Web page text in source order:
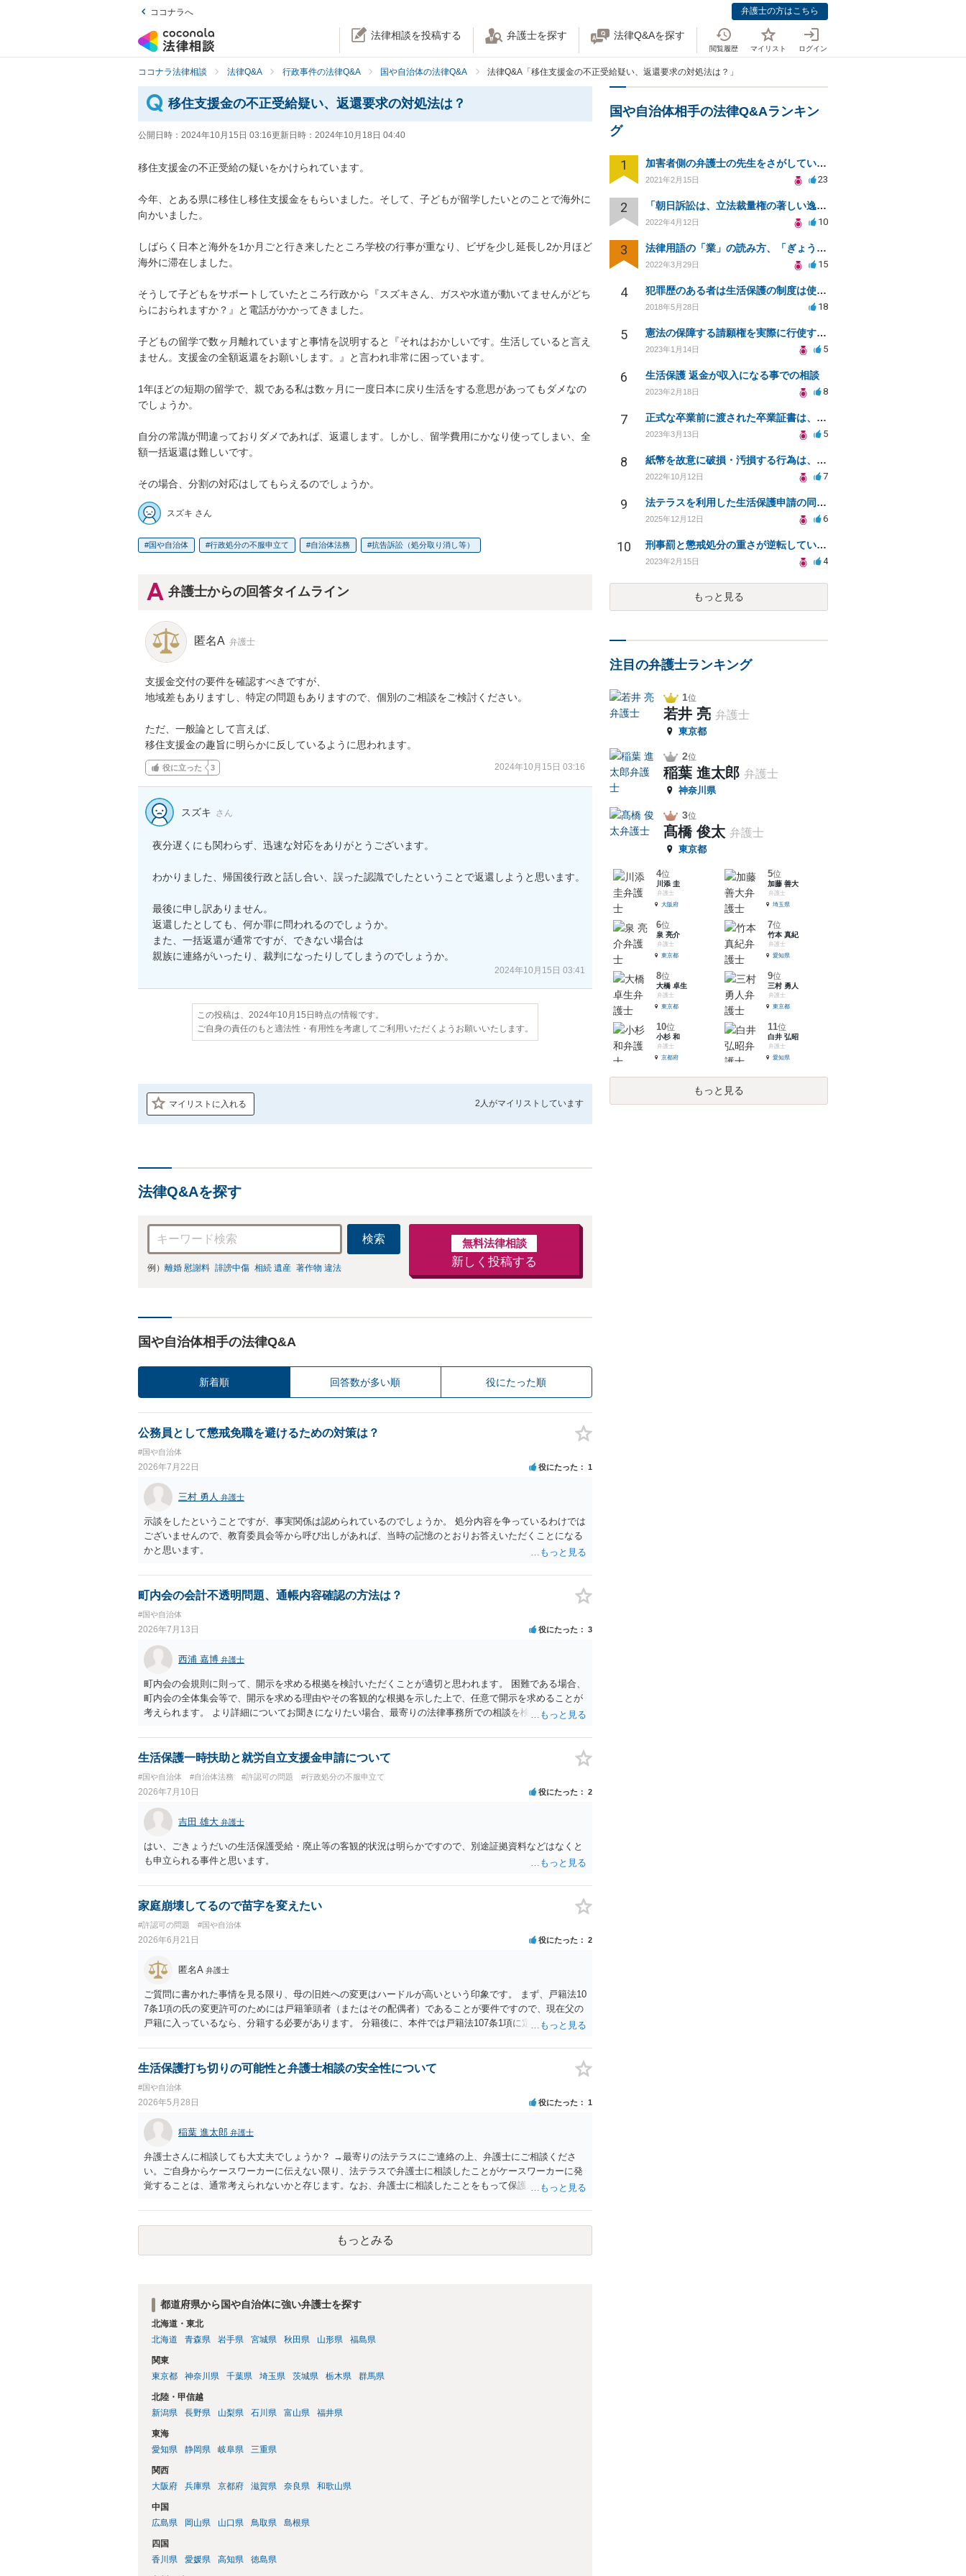
ココナラへ 弁護士の方はこちら
法律相談を投稿する 弁護士を探す 法律Q&Aを探す
閲覧履歴 マイリスト ログイン
ココナラ法律相談 法律Q&A 行政事件の法律Q&A 国や自治体の法律Q&A 法律Q&A「移住支援金の不正受給疑い、返還要求の対処法は？」
移住支援金の不正受給疑い、返還要求の対処法は？
公開日時： 2024年10月15日 03:16更新日時： 2024年10月18日 04:40
移住支援金の不正受給の疑いをかけられています。
今年、とある県に移住し移住支援金をもらいました。そして、子どもが留学したいとのことで海外に
向かいました。
しばらく日本と海外を1か月ごと行き来したところ学校の行事が重なり、ビザを少し延長し2か月ほど
海外に滞在しました。
そうして子どもをサポートしていたところ行政から『スズキさん、ガスや水道が動いてませんがどち
らにおられますか？』と電話がかかってきました。
子どもの留学で数ヶ月離れていますと事情を説明すると『それはおかしいです。生活していると言え
ません。支援金の全額返還をお願いします。』と言われ非常に困っています。
1年ほどの短期の留学で、親である私は数ヶ月に一度日本に戻り生活をする意思があってもダメなの
でしょうか。
自分の常識が間違っておりダメであれば、返還します。しかし、留学費用にかなり使ってしまい、全
額一括返還は難しいです。
その場合、分割の対応はしてもらえるのでしょうか。
スズキ さん
国や自治体 行政処分の不服申立て 自治体法務 抗告訴訟（処分取り消し等）
弁護士からの回答タイムライン
匿名A 弁護士
支援金交付の要件を確認すべきですが、
地域差もありますし、特定の問題もありますので、個別のご相談をご検討ください。
ただ、一般論として言えば、
移住支援金の趣旨に明らかに反しているように思われます。
役に立った 3 2024年10月15日 03:16
スズキ さん
夜分遅くにも関わらず、迅速な対応をありがとうございます。
わかりました、帰国後行政と話し合い、誤った認識でしたということで返還しようと思います。
最後に申し訳ありません。
返還したとしても、何か罪に問われるのでしょうか。
また、一括返還が通常ですが、できない場合は
親族に連絡がいったり、裁判になったりしてしまうのでしょうか。
2024年10月15日 03:41
この投稿は、2024年10月15日時点の情報です。
ご自身の責任のもと適法性・有用性を考慮してご利用いただくようお願いいたします。
マイリストに入れる 2人がマイリストしています
法律Q&Aを探す
検索
例） 離婚 慰謝料 誹謗中傷 相続 遺産 著作物 違法
無料法律相談
新しく投稿する
国や自治体相手の法律Q&A
新着順 回答数が多い順 役にたった順
公務員として懲戒免職を避けるための対策は？
#国や自治体
2026年7月22日 役にたった 1
三村 勇人 弁護士
示談をしたということですが、事実関係は認められているのでしょうか。 処分内容を争っているわけでは
ございませんので、教育委員会等から呼び出しがあれば、当時の記憶のとおりお答えいただくことになる
かと思います。
町内会の会計不透明問題、通帳内容確認の方法は？
#国や自治体
2026年7月13日 役にたった 3
西浦 嘉博 弁護士
町内会の会規則に則って、開示を求める根拠を検討いただくことが適切と思われます。 困難である場合、
町内会の全体集会等で、開示を求める理由やその客観的な根拠を示した上で、任意で開示を求めることが
考えられます。 より詳細についてお聞きになりたい場合、最寄りの法律事務所での相談を検討ください。
生活保護一時扶助と就労自立支援金申請について
#国や自治体 #自治体法務 #許認可の問題 #行政処分の不服申立て
2026年7月10日 役にたった 2
吉田 雄大 弁護士
はい、ごきょうだいの生活保護受給・廃止等の客観的状況は明らかですので、別途証拠資料などはなくと
も申立られる事件と思います。
家庭崩壊してるので苗字を変えたい
#許認可の問題 #国や自治体
2026年6月21日 役にたった 2
匿名A 弁護士
ご質問に書かれた事情を見る限り、母の旧姓への変更はハードルが高いという印象です。 まず、戸籍法10
7条1項の氏の変更許可のためには戸籍筆頭者（またはその配偶者）であることが要件ですので、現在父の
戸籍に入っているなら、分籍する必要があります。 分籍後に、本件では戸籍法107条1項に定める「やむ
続称しており母と氏を合わせるという点での必要性が説明できない（むしろ不自然な状況になる）こと、
本件は親族間の揉め事を内容とするもので精神的・心理的理由と把握されて許可が得られにくいと考えら
父親から長期間の性的暴行を受けていたことを理由とする氏及び名の変更が許可されたケースもあるの
で、心理的理由が全く考慮されないわけではないのですが、本件は家族間の内輪の揉め事に過ぎないとい
う評価を受けてしまうのではないかと危惧します。 本気で申立てを考えておられるなら、手続戦略と理論
を慎重に検討する必要があると思われます。まずは、戸籍法に詳しい弁護士へ相談された方がよいでしょ
う。
生活保護打ち切りの可能性と弁護士相談の安全性について
#国や自治体
2026年5月28日 役にたった 1
稲葉 進太郎 弁護士
弁護士さんに相談しても大丈夫でしょうか？ →最寄りの法テラスにご連絡の上、弁護士にご相談くださ
い。ご自身からケースワーカーに伝えない限り、法テラスで弁護士に相談したことがケースワーカーに発
覚することは、通常考えられないかと存じます。なお、弁護士に相談したことをもって保護が打ち切られ
しょう。
もっとみる
都道府県から国や自治体に強い弁護士を探す
北海道・東北
北海道
青森県 岩手県 宮城県 秋田県 山形県 福島県
関東
東京都
神奈川県 千葉県 埼玉県 茨城県 栃木県 群馬県
北陸・甲信越
新潟県
長野県 山梨県 石川県 富山県 福井県
東海
愛知県
静岡県 岐阜県 三重県
関西
大阪府
兵庫県 京都府 滋賀県 奈良県 和歌山県
中国
広島県
岡山県 山口県 鳥取県 島根県
四国
香川県
愛媛県 高知県 徳島県
国や自治体相手の法律Q&Aランキン
グ
1 加害者側の弁護士の先生をさがしています
2021年2月15日 23
2 「朝日訴訟は、立法裁量権の著しい逸脱があれば司法審査の可能性を認めるという判例」という説明は誤りでは
2022年4月12日 10
3 法律用語の「業」の読み方、「ぎょう」か「なりわい」か？
2022年3月29日 15
4 犯罪歴のある者は生活保護の制度は使う権利は無いのでしょうか？
2018年5月28日 18
5 憲法の保障する請願権を実際に行使するには、具体的にはどのような手続きを踏めばよいのですか？
2023年1月14日 5
6 生活保護 返金が収入になる事での相談
2023年2月18日 8
7 正式な卒業前に渡された卒業証書は、卒業までは法的意義ある？卒業証書授与後に卒業撤回されたらどうなる？
2023年3月13日 5
8 紙幣を故意に破損・汚損する行為は、違法ではなくても、「権利の濫用」や「公序良俗に反する行為」に該当？
2022年10月12日 7
9 法テラスを利用した生活保護申請の同行依頼について
2025年12月12日 6
10 刑事罰と懲戒処分の重さが逆転している場合、法的には、どちらのが罪が〝重い〟ということになるのか？
2023年2月15日 4
もっと見る
注目の弁護士ランキング
1位
若井 亮 弁護士
東京都
2位
稲葉 進太郎 弁護士
神奈川県
3位
髙橋 俊太 弁護士
東京都
4位
川添 圭
弁護士
大阪府
5位
加藤 善大
弁護士
埼玉県
6位
泉 亮介
弁護士
東京都
7位
竹本 真紀
弁護士
愛知県
8位
大橋 卓生
弁護士
東京都
9位
三村 勇人
弁護士
東京都
10位
小杉 和
弁護士
京都府
11位
白井 弘昭
弁護士
愛知県
もっと見る